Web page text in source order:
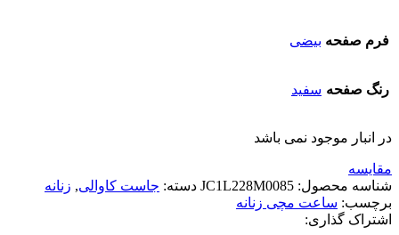
فرم صفحه بیضی
رنگ صفحه سفید
در انبار موجود نمی باشد
مقایسه
شناسه محصول: JC1L228M0085 دسته: جاست کاوالی, زنانه
برچسب: ساعت مچی زنانه
اشتراک گذاری: